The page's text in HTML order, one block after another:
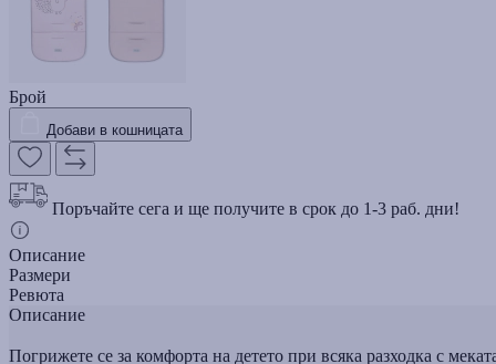
Брой
Добави в кошницата
Поръчайте сега и ще получите в срок до 1-3 раб. дни!
Описание
Размери
Ревюта
Описание
Погрижете се за комфорта на детето при всяка разходка с